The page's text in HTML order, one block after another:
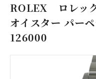
ROLEX
ロレッ
オイスター パー
126000